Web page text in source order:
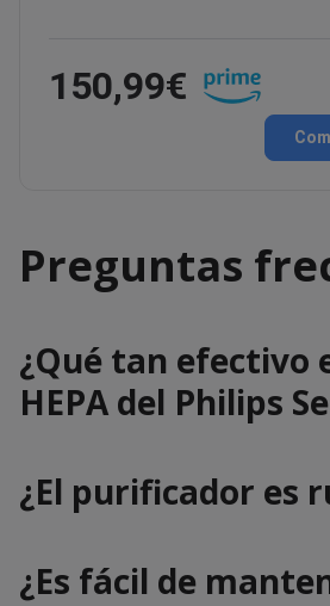
150,99€
Preguntas
¿Qué tan efectivo
HEPA del Philips
¿El purificador es
¿Es fácil de